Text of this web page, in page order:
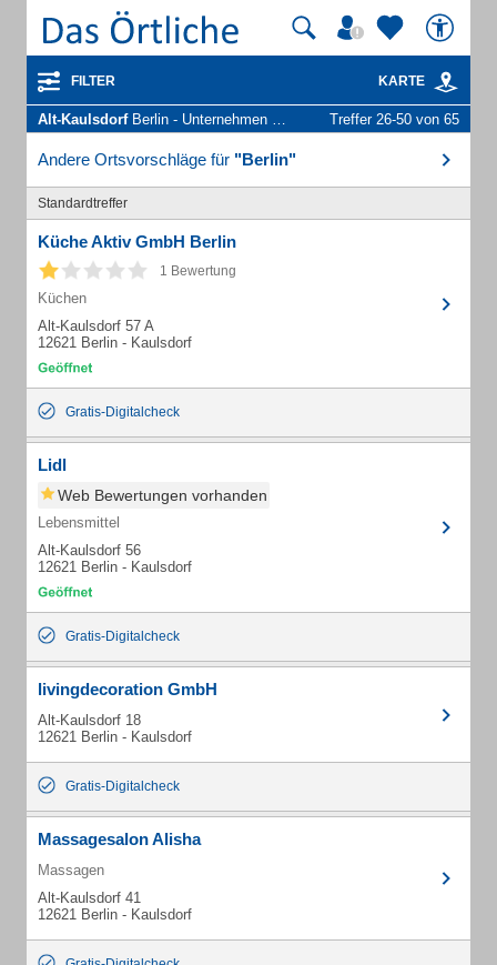
FILTER KARTE
Alt-KaulsdorfBerlin - Unternehmen und Personen Treffer 26-50 von 65
Andere Ortsvorschläge für "Berlin"
Standardtreffer
Küche Aktiv GmbH Berlin
1 Bewertung
Küchen
Alt-Kaulsdorf 57 A
12621 Berlin - Kaulsdorf
Gratis-Digitalcheck
Lidl
Web Bewertungen vorhanden
Lebensmittel
Alt-Kaulsdorf 56
12621 Berlin - Kaulsdorf
Gratis-Digitalcheck
livingdecoration GmbH
Alt-Kaulsdorf 18
12621 Berlin - Kaulsdorf
Gratis-Digitalcheck
Massagesalon Alisha
Massagen
Alt-Kaulsdorf 41
12621 Berlin - Kaulsdorf